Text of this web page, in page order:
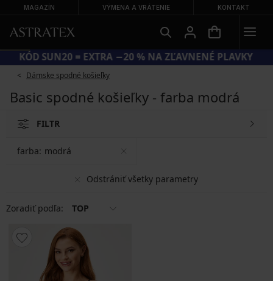
MAGAZÍN VÝMENA A VRÁTENIE KONTAKT
KÓD SUN20 = EXTRA −20 % NA ZĽAVNENÉ PLAVKY
Dámske spodné košieľky
Basic spodné košieľky - farba modrá
FILTR
Odstrániť všetky parametry
farba: modrá
Zoradiť podľa: TOP